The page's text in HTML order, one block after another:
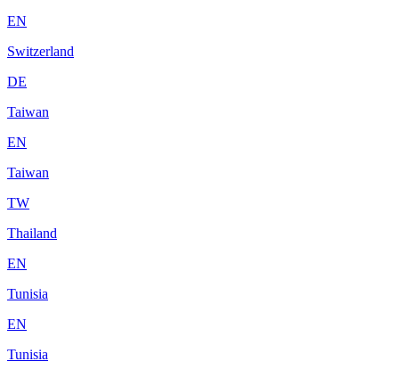
EN
Switzerland
DE
Taiwan
EN
Taiwan
TW
Thailand
EN
Tunisia
EN
Tunisia